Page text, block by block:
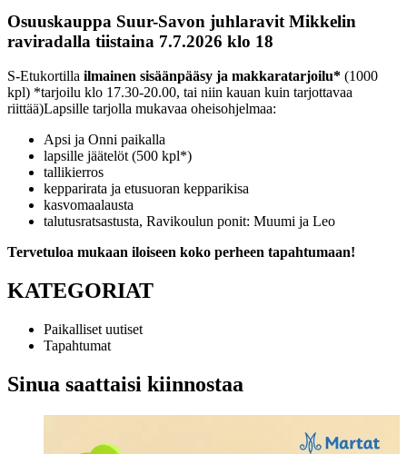
Osuuskauppa Suur-Savon juhlaravit Mikkelin
raviradalla tiistaina 7.7.2026 klo 18
S-Etukortilla ilmainen sisäänpääsy ja makkaratarjoilu* (1000
kpl) *tarjoilu klo 17.30-20.00, tai niin kauan kuin tarjottavaa
riittää)Lapsille tarjolla mukavaa oheisohjelmaa:
Apsi ja Onni paikalla
lapsille jäätelöt (500 kpl*)
tallikierros
kepparirata ja etusuoran kepparikisa
kasvomaalausta
talutusratsastusta, Ravikoulun ponit: Muumi ja Leo
Tervetuloa mukaan iloiseen koko perheen tapahtumaan!
KATEGORIAT
Paikalliset uutiset
Tapahtumat
Sinua saattaisi kiinnostaa